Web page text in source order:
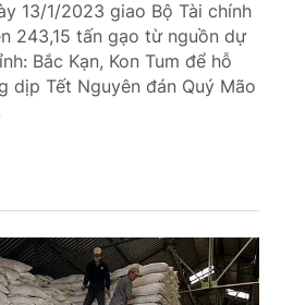
13/1/2023 giao Bộ Tài chính
243,15 tấn gạo từ nguồn dự
Bắc Kạn, Kon Tum để hỗ
dịp Tết Nguyên đán Quý Mão